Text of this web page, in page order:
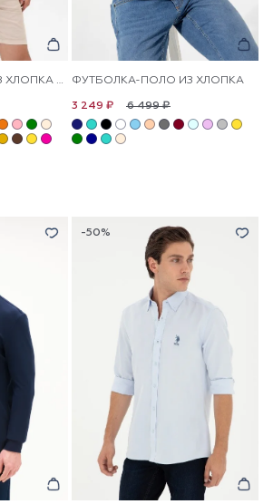
ФУТБОЛКА-ПОЛО ИЗ ХЛОПКА С ЛОГОТИПОМ ФУТБОЛКА-ПОЛО ИЗ ХЛОПКА
6 499 ₽
3 249 ₽
-50%